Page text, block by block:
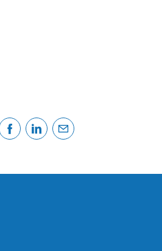
FacebookLinkedinCourriel